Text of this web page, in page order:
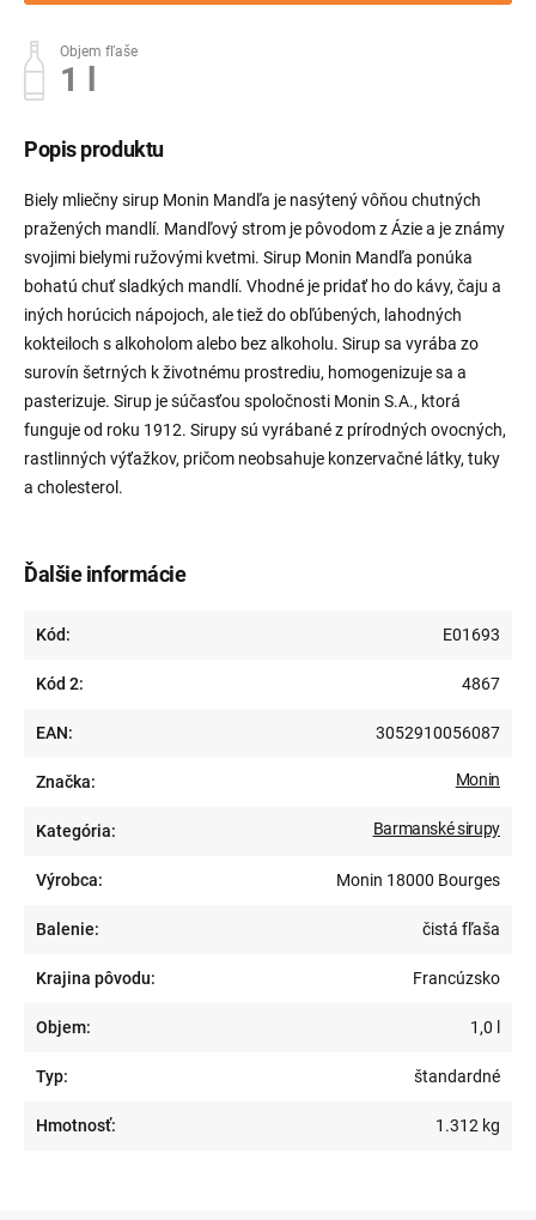
Objem fľaše
1 l
Ďalšie informácie
Kód: E01693
Kód 2: 4867
EAN: 3052910056087
Značka: Monin
Kategória: Barmanské sirupy
Výrobca: Monin 18000 Bourges
Balenie: čistá fľaša
Krajina pôvodu: Francúzsko
Objem: 1,0 l
Typ: štandardné
Hmotnosť: 1.312 kg
Popis produktu
Biely mliečny sirup Monin Mandľa je nasýtený vôňou chutných
pražených mandlí. Mandľový strom je pôvodom z Ázie a je známy
svojimi bielymi ružovými kvetmi. Sirup Monin Mandľa ponúka
bohatú chuť sladkých mandlí. Vhodné je pridať ho do kávy, čaju a
iných horúcich nápojoch, ale tiež do obľúbených, lahodných
kokteiloch s alkoholom alebo bez alkoholu. Sirup sa vyrába zo
surovín šetrných k životnému prostrediu, homogenizuje sa a
pasterizuje. Sirup je súčasťou spoločnosti Monin S.A., ktorá
funguje od roku 1912. Sirupy sú vyrábané z prírodných ovocných,
rastlinných výťažkov, pričom neobsahuje konzervačné látky, tuky
a cholesterol.